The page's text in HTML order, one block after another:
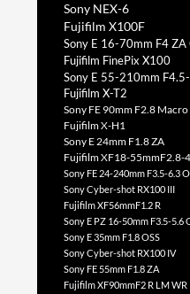
Sony NEX-6
Fujifilm X100F
Sony E 16-70mm F4 ZA
Fujifilm FinePix X100
Sony E 55-210mm F4.5-
Fujifilm X-T2
Sony FE 90mm F2.8 Macro
Fujifilm X-H1
Sony E 24mm F1.8 ZA
Fujifilm XF18-55mmF2.8-4
Sony FE 24-240mm F3.5-6.3
Sony Cyber-shot RX100 III
Fujifilm XF56mmF1.2 R
Sony E PZ 16-50mm F3.5-5.6
Sony E 35mm F1.8 OSS
Sony Cyber-shot RX100 IV
Sony FE 55mm F1.8 ZA
Fujifilm XF90mmF2 R LM WR